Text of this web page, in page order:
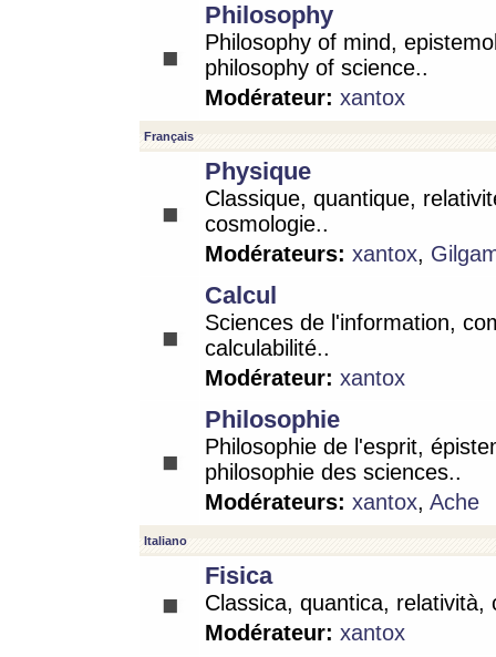
Philosophy
Philosophy of mind,
philosophy of science..
Modérateur: xantox
Français
Physique
Classique, quantique,
cosmologie..
Modérateurs: xantox,
Calcul
Sciences de l'information,
calculabilité..
Modérateur: xantox
Philosophie
Philosophie de l'esprit,
philosophie des sciences..
Modérateurs: xantox, Ache
Italiano
Fisica
Classica, quantica, relatività,
Modérateur: xantox